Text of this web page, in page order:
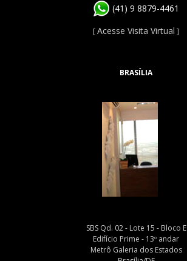
(41) 9 8879-4461
[Acesse Visita Virtual ]
BRASÍLIA
SBS Qd. 02 - Lote 15 - Bloco E
Edifício Prime - 13º andar
Metrô Galeria dos Estados